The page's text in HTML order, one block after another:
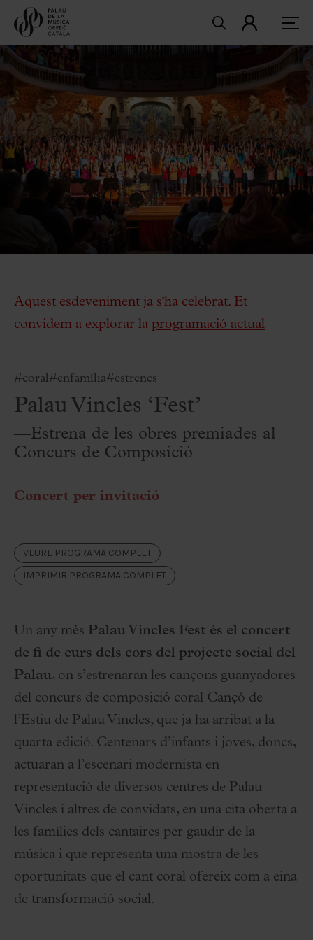
Aquest esdeveniment ja s'ha celebrat. Et
convidem a explorar la programació actual
#coral#enfamília#estrenes
Palau Vincles ‘Fest’
—Estrena de les obres premiades al
Concurs de Composició
Concert per invitació
VEURE PROGRAMA COMPLET
IMPRIMIR PROGRAMA COMPLET
Un any més Palau Vincles Fest és el concert
de fi de curs dels cors del projecte social del
Palau, on s’estrenaran les cançons guanyadores
del concurs de composició coral Cançó de
l’Estiu de Palau Vincles, que ja ha arribat a la
quarta edició. Centenars d’infants i joves, doncs,
actuaran a l’escenari modernista en
representació de diversos centres de Palau
Vincles i altres de convidats, en una cita oberta a
les famílies dels cantaires per gaudir de la
música i que representa una mostra de les
oportunitats que el cant coral ofereix com a eina
de transformació social.